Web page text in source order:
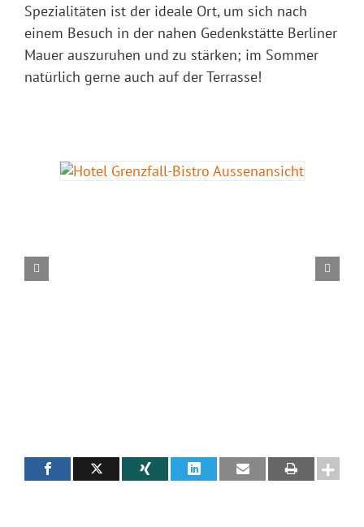
Spezialitäten ist der ideale Ort, um sich nach
einem Besuch in der nahen Gedenkstätte Berliner
Mauer auszuruhen und zu stärken; im Sommer
natürlich gerne auch auf der Terrasse!